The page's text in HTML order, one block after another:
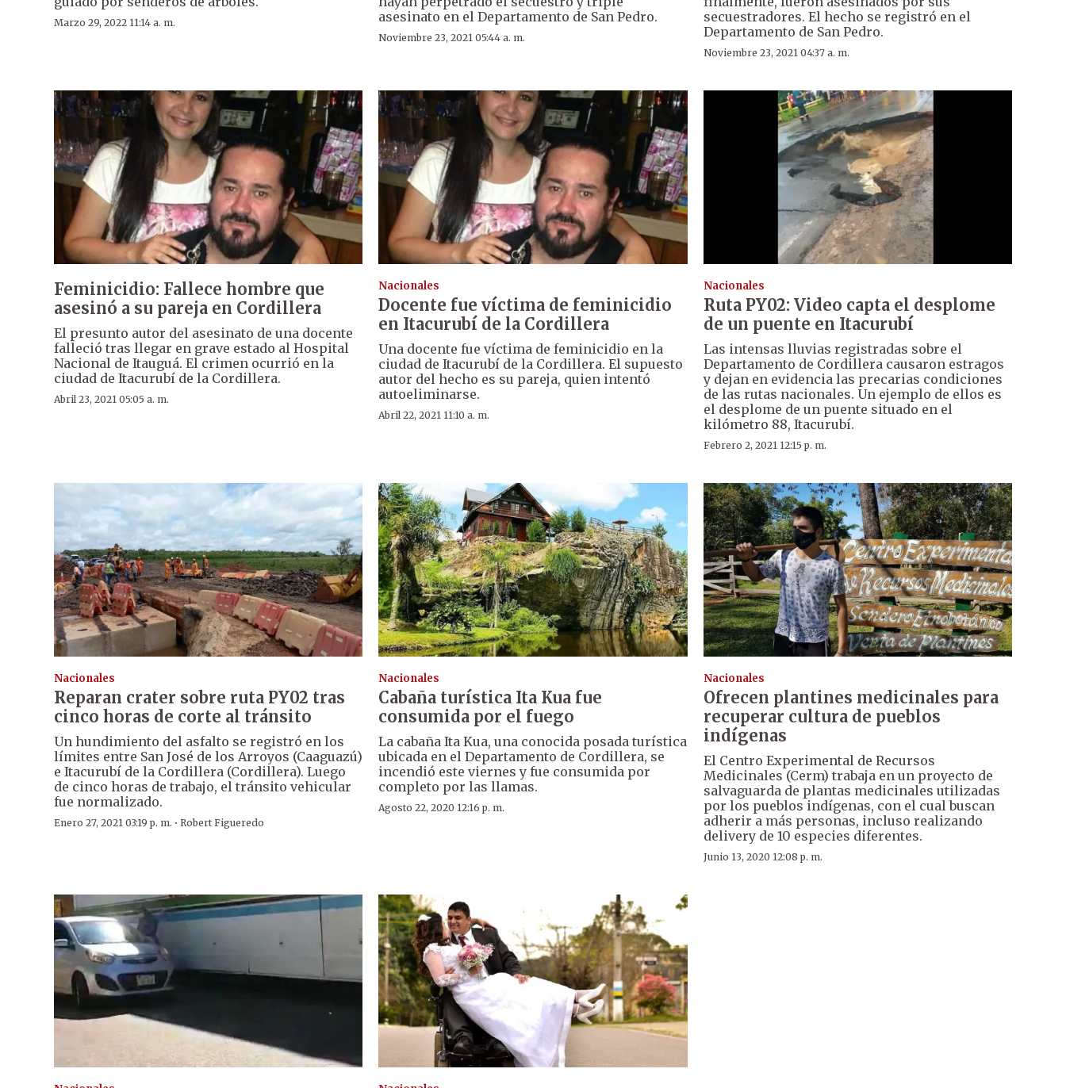
Marzo 29, 2022 11:14 a. m.
asesinato en el Departamento de San Pedro.
Noviembre 23, 2021 05:44 a. m.
secuestradores. El hecho se registró en el
Departamento de San Pedro.
Noviembre 23, 2021 04:37 a. m.
Feminicidio: Fallece hombre que
asesinó a su pareja en Cordillera
El presunto autor del asesinato de una docente
falleció tras llegar en grave estado al Hospital
Nacional de Itauguá. El crimen ocurrió en la
ciudad de Itacurubí de la Cordillera.
Abril 23, 2021 05:05 a. m.
Nacionales
Docente fue víctima de feminicidio
en Itacurubí de la Cordillera
Una docente fue víctima de feminicidio en la
ciudad de Itacurubí de la Cordillera. El supuesto
autor del hecho es su pareja, quien intentó
autoeliminarse.
Abril 22, 2021 11:10 a. m.
Nacionales
Ruta PY02: Video capta el desplome
de un puente en Itacurubí
Las intensas lluvias registradas sobre el
Departamento de Cordillera causaron estragos
y dejan en evidencia las precarias condiciones
de las rutas nacionales. Un ejemplo de ellos es
el desplome de un puente situado en el
kilómetro 88, Itacurubí.
Febrero 2, 2021 12:15 p. m.
Nacionales
Reparan crater sobre ruta PY02 tras
cinco horas de corte al tránsito
Un hundimiento del asfalto se registró en los
límites entre San José de los Arroyos (Caaguazú)
e Itacurubí de la Cordillera (Cordillera). Luego
de cinco horas de trabajo, el tránsito vehicular
fue normalizado.
Enero 27, 2021 03:19 p. m. · Robert Figueredo
Nacionales
Cabaña turística Ita Kua fue
consumida por el fuego
La cabaña Ita Kua, una conocida posada turística
ubicada en el Departamento de Cordillera, se
incendió este viernes y fue consumida por
completo por las llamas.
Agosto 22, 2020 12:16 p. m.
Nacionales
Ofrecen plantines medicinales para
recuperar cultura de pueblos
indígenas
El Centro Experimental de Recursos
Medicinales (Cerm) trabaja en un proyecto de
salvaguarda de plantas medicinales utilizadas
por los pueblos indígenas, con el cual buscan
adherir a más personas, incluso realizando
delivery de 10 especies diferentes.
Junio 13, 2020 12:08 p. m.